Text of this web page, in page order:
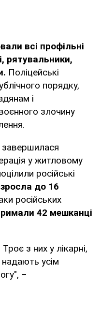
всі профільні
рятувальники,
Поліцейські
порядку,
і
злочину
завершилася
у житловому
російські
до 16
російських
42 мешканці
з них у лікарні,
усім
–